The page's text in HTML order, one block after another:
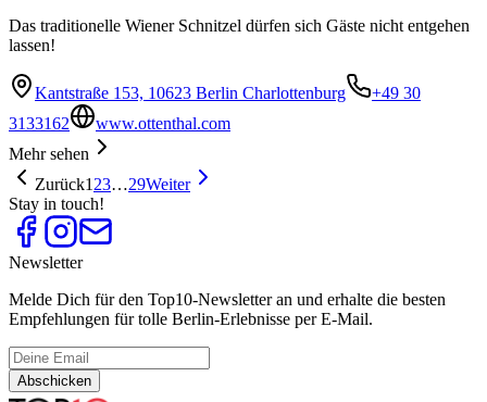
Das traditionelle Wiener Schnitzel dürfen sich Gäste nicht entgehen
lassen!
Kantstraße 153, 10623 Berlin Charlottenburg
+49 30
3133162
www.ottenthal.com
Mehr sehen
Zurück1 23…29Weiter
Stay in touch!
Newsletter
Melde Dich für den Top10-Newsletter an und erhalte die besten
Empfehlungen für tolle Berlin-Erlebnisse per E-Mail.
Abschicken